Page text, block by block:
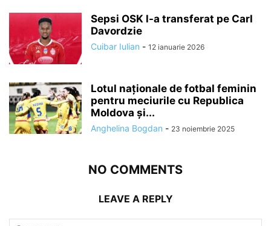
Sepsi OSK l-a transferat pe Carl
Davordzie
Cuibar Iulian - 12 ianuarie 2026
Lotul naționale de fotbal feminin
pentru meciurile cu Republica
Moldova și...
Anghelina Bogdan - 23 noiembrie 2025
NO COMMENTS
LEAVE A REPLY